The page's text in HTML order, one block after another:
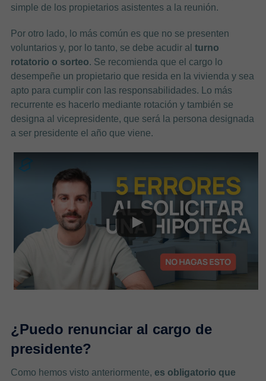
simple de los propietarios asistentes a la reunión.
Por otro lado, lo más común es que no se presenten
voluntarios y, por lo tanto, se debe acudir al turno
rotatorio o sorteo. Se recomienda que el cargo lo
desempeñe un propietario que resida en la vivienda y sea
apto para cumplir con las responsabilidades. Lo más
recurrente es hacerlo mediante rotación y también se
designa al vicepresidente, que será la persona designada
a ser presidente el año que viene.
¿Puedo renunciar al cargo de
presidente?
Como hemos visto anteriormente, es obligatorio que